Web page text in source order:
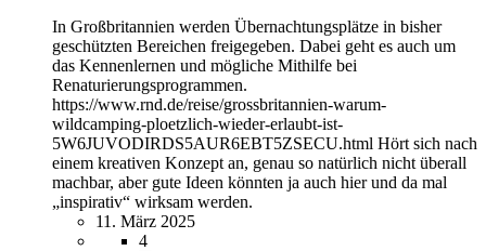
In Großbritannien werden Übernachtungsplätze in bisher
geschützten Bereichen freigegeben. Dabei geht es auch um
das Kennenlernen und mögliche Mithilfe bei
Renaturierungsprogrammen.
https://www.rnd.de/reise/grossbritannien-warum-
wildcamping-ploetzlich-wieder-erlaubt-ist-
5W6JUVODIRDS5AUR6EBT5ZSECU.html Hört sich nach
einem kreativen Konzept an, genau so natürlich nicht überall
machbar, aber gute Ideen könnten ja auch hier und da mal
„inspirativ“ wirksam werden.
11. März 2025
4